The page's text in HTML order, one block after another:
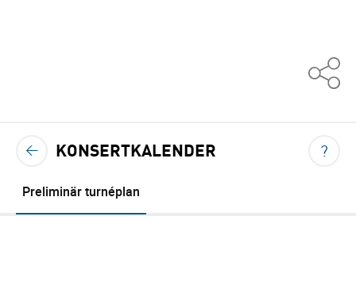
<TILLBAKA TILL KONSERTKALENDERN ?
KONSERTKALENDER
Preliminär turnéplan